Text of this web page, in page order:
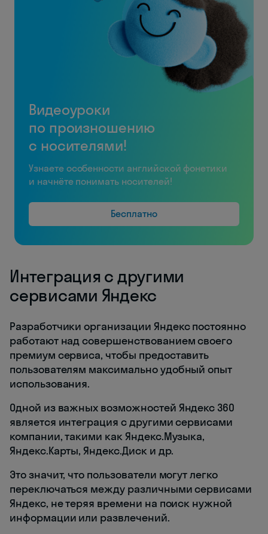
Видеоуроки
по произношению
с носителями!
Узнаете особенности английской фонетики
и начнёте понимать носителей!
Бесплатно
Интеграция с другими
сервисами Яндекс
Разработчики организации Яндекс постоянно
работают над совершенствованием своего
премиум сервиса, чтобы предоставить
пользователям максимально удобный опыт
использования.
Одной из важных возможностей Яндекс 360
является интеграция с другими сервисами
компании, такими как Яндекс.Музыка,
Яндекс.Карты, Яндекс.Диск и др.
Это значит, что пользователи могут легко
переключаться между различными сервисами
Яндекс, не теряя времени на поиск нужной
информации или развлечений.